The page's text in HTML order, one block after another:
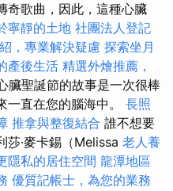
奇歌曲，因此，這種心臟
寧靜的土地 社團法人登記
，專業解決疑慮 探索坐月
產後生活 精選外燴推薦，
臟聖誕節的故事是一次很棒
一直在您的腦海中。 長照
推拿與整復結合 誰不想要
莎·麥卡錫（Melissa 老人養
隱私的居住空間 龍潭地區
優質記帳士，為您的業務